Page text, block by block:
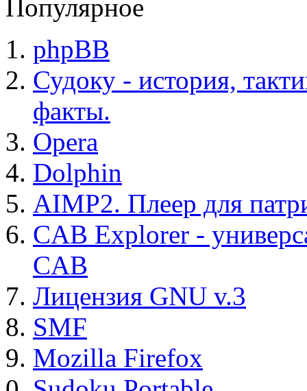
Популярное
phpBB
Судоку - история,
факты.
Opera
Dolphin
AIMP2. Плеер для
CAB Explorer -
CAB
Лицензия GNU v.3
SMF
Mozilla Firefox